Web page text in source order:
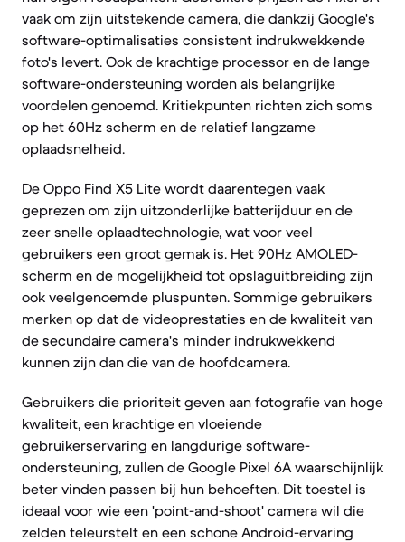
vaak om zijn uitstekende camera, die dankzij Google's
software-optimalisaties consistent indrukwekkende
foto's levert. Ook de krachtige processor en de lange
software-ondersteuning worden als belangrijke
voordelen genoemd. Kritiekpunten richten zich soms
op het 60Hz scherm en de relatief langzame
oplaadsnelheid.
De Oppo Find X5 Lite wordt daarentegen vaak
geprezen om zijn uitzonderlijke batterijduur en de
zeer snelle oplaadtechnologie, wat voor veel
gebruikers een groot gemak is. Het 90Hz AMOLED-
scherm en de mogelijkheid tot opslaguitbreiding zijn
ook veelgenoemde pluspunten. Sommige gebruikers
merken op dat de videoprestaties en de kwaliteit van
de secundaire camera's minder indrukwekkend
kunnen zijn dan die van de hoofdcamera.
Gebruikers die prioriteit geven aan fotografie van hoge
kwaliteit, een krachtige en vloeiende
gebruikerservaring en langdurige software-
ondersteuning, zullen de Google Pixel 6A waarschijnlijk
beter vinden passen bij hun behoeften. Dit toestel is
ideaal voor wie een 'point-and-shoot' camera wil die
zelden teleurstelt en een schone Android-ervaring